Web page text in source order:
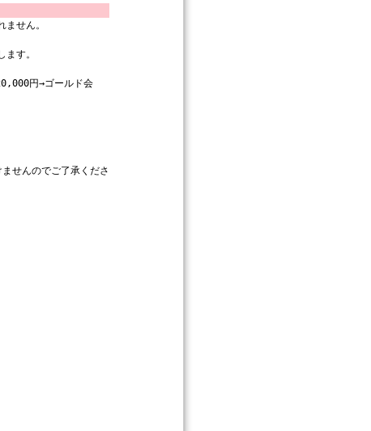
せん。
す。
円→ゴールド会
せんのでご了承くださ